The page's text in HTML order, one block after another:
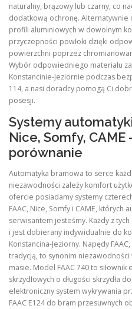
naturalny, brązowy lub czarny, co
dodatkową ochronę.
profili aluminiowych w dowolnym
przyczepności powłoki dzięki
powierzchni poprzez
Wybór odpowiedniego materiału
Konstancinie-Jeziornie podczas
114, a nasi doradcy pomogą Ci
posesji.
Systemy
Nice, Somfy, CAME
porównanie
Automatyka bramowa to serce
niezawodności zależy komfort
ofercie posiadamy systemy
FAAC, Nice, Somfy i CAME,
serwisantem jesteśmy. Każdy z
i jest dobierany indywidualnie do
Konstancina-Jeziorny. Napędy
tradycją, to synonim
masie. Model FAAC 740 to
skrzydłowych o długości skrzydła
elektroniczny system wykrywania
FAAC E124 do bram przesuwnych